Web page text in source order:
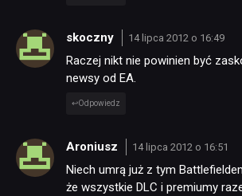
skoczny 14 lipca 2012 o 16:49
Raczej nikt nie powinien być
newsy od EA.
Odpowiedz
Aroniusz 14 lipca 2012 o 16:51
Niech umrą już z tym
że wszystkie DLC i premiumy